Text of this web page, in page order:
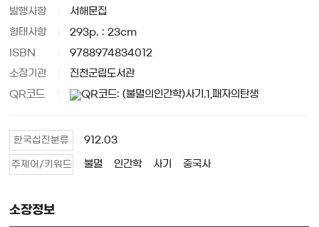
발행사항 서해문집
형태사항 293p. : 23cm
ISBN 9788974834012
소장기관 진천군립도서관
QR코드
한국십진분류 912.03
주제어/키워드 불멸 인간학 사기 중국사
소장정보